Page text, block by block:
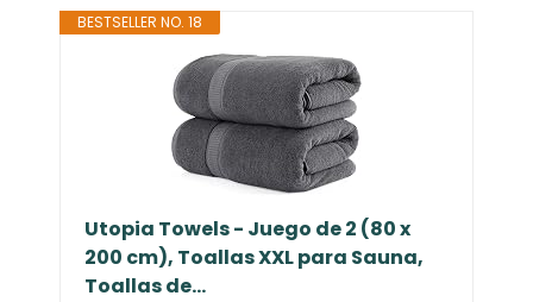
BESTSELLER NO. 18
Utopia Towels - Juego de 2 (80 x
200 cm), Toallas XXL para Sauna,
Toallas de...